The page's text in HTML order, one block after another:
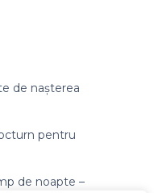
de nașterea
pentru
de noapte –